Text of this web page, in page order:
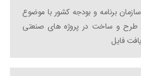
نشریه شماره ۵۴۹۰ سازمان برنامه و بودجه کشور با موضوع
طرح و ساخت در پروژه های صنعتی